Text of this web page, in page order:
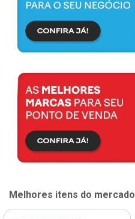
Melhores itens do mercado